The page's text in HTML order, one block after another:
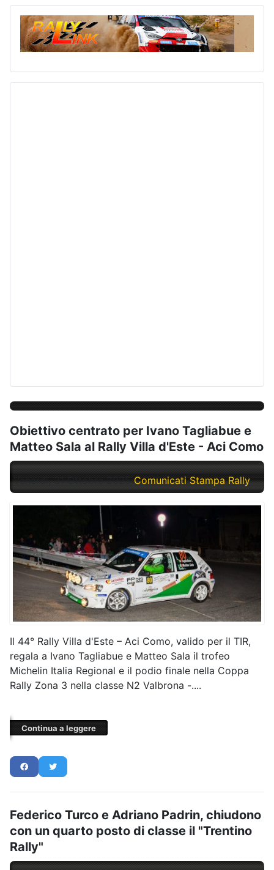
Obiettivo centrato per Ivano Tagliabue e
Matteo Sala al Rally Villa d'Este - Aci Como
Venerdì, 31 Ottobre 2025 Comunicati Stampa Rally
Il 44° Rally Villa d'Este – Aci Como, valido per il TIR,
regala a Ivano Tagliabue e Matteo Sala il trofeo
Michelin Italia Regional e il podio finale nella Coppa
Rally Zona 3 nella classe N2 Valbrona -....
Continua a leggere
Federico Turco e Adriano Padrin, chiudono
con un quarto posto di classe il "Trentino
Rally"